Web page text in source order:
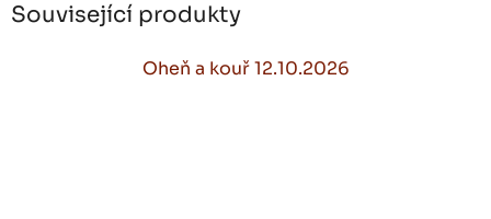
Související produkty
Oheň a kouř 12.10.2026